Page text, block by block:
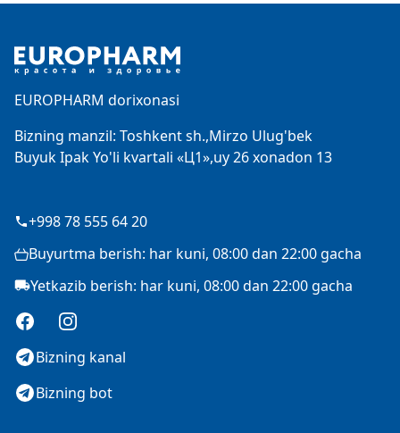
EUROPHARM dorixonasi
Bizning manzil: Toshkent sh.,Mirzo Ulug'bek
Buyuk Ipak Yo'li kvartali «Ц1»,uy 26 xonadon 13
+998 78 555 64 20
Buyurtma berish: har kuni, 08:00 dan 22:00 gacha
Yetkazib berish: har kuni, 08:00 dan 22:00 gacha
FacebookInstagram
Bizning kanal
Bizning bot